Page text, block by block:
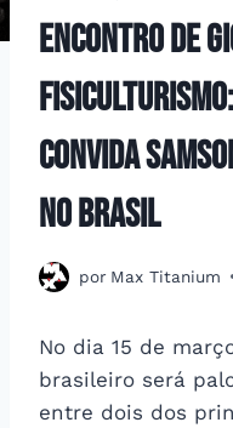
Encontro de
convida
no Brasil
por Max Titanium
No dia 15 de
brasileiro será
entre dois dos